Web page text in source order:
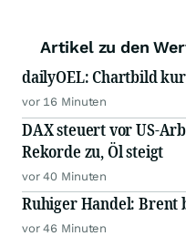
Artikel zu den
dailyOEL: Chartbild
vor 16 Minuten
DAX steuert vor US-
Rekorde zu, Öl steigt
vor 40 Minuten
Ruhiger Handel: Brent
vor 46 Minuten